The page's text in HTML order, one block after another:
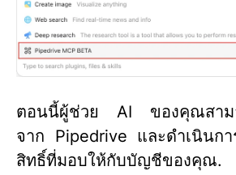
ตอนนี้ผู้ช่วย AI ของคุณสามา
จาก Pipedrive และดำเนินกา
สิทธิ์ที่มอบให้กับบัญชีของคุณ.